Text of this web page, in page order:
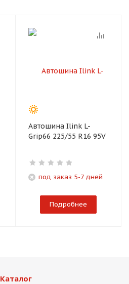
Автошина Ilink L-
Grip66 225/55 R16 95V
под заказ 5-7 дней
Подробнее
Каталог